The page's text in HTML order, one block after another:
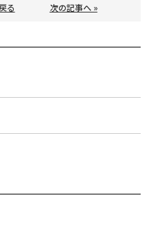
る 次の記事へ »